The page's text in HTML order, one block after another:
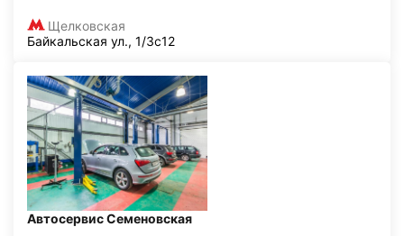
Щелковская
Байкальская ул., 1/3с12
Автосервис Семеновская